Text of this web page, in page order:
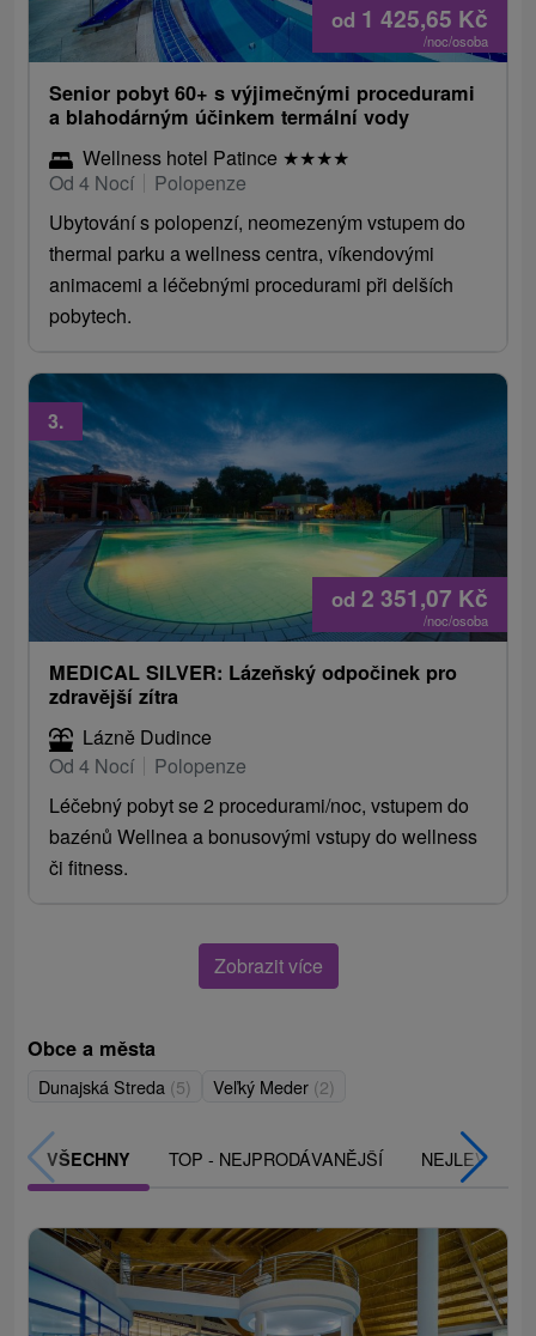
od 1 425,65 Kč
/noc/osoba
Senior pobyt 60+ s výjimečnými procedurami
a blahodárným účinkem termální vody
Wellness hotel Patince ★★★★
Od 4 Nocí
Polopenze
Ubytování s polopenzí, neomezeným vstupem do
thermal parku a wellness centra, víkendovými
animacemi a léčebnými procedurami při delších
pobytech.
od 2 351,07 Kč
/noc/osoba
3.
MEDICAL SILVER: Lázeňský odpočinek pro
zdravější zítra
Lázně Dudince
Od 4 Nocí
Polopenze
Léčebný pobyt se 2 procedurami/noc, vstupem do
bazénů Wellnea a bonusovými vstupy do wellness
či fitness.
Zobrazit více
Obce a města
Dunajská Streda (5) Veľký Meder (2)
VŠECHNY TOP - NEJPRODÁVANĚJŠÍ NEJLEVNĚJŠÍ